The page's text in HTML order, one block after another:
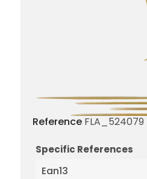
Reference FLA_524079
Specific References
Ean13